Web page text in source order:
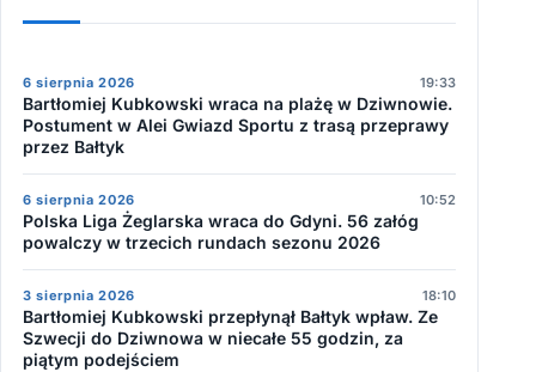
6 sierpnia 2026 19:33
Bartłomiej Kubkowski wraca na plażę w Dziwnowie.
Postument w Alei Gwiazd Sportu z trasą przeprawy
przez Bałtyk
6 sierpnia 2026 10:52
Polska Liga Żeglarska wraca do Gdyni. 56 załóg
powalczy w trzecich rundach sezonu 2026
3 sierpnia 2026 18:10
Bartłomiej Kubkowski przepłynął Bałtyk wpław. Ze
Szwecji do Dziwnowa w niecałe 55 godzin, za
piątym podejściem